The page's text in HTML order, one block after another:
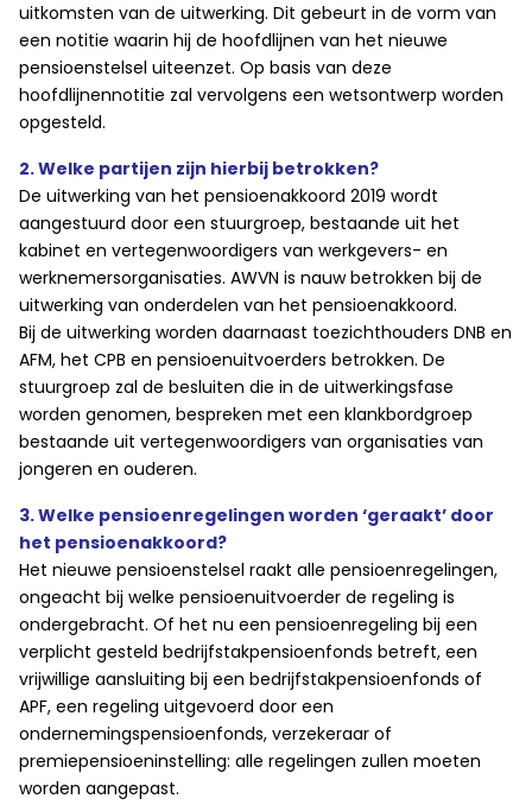
uitkomsten van de uitwerking. Dit gebeurt in de vorm van
een notitie waarin hij de hoofdlijnen van het nieuwe
pensioenstelsel uiteenzet. Op basis van deze
hoofdlijnennotitie zal vervolgens een wetsontwerp worden
opgesteld.
2. Welke partijen zijn hierbij betrokken?
De uitwerking van het pensioenakkoord 2019 wordt
aangestuurd door een stuurgroep, bestaande uit het
kabinet en vertegenwoordigers van werkgevers- en
werknemersorganisaties. AWVN is nauw betrokken bij de
uitwerking van onderdelen van het pensioenakkoord.
Bij de uitwerking worden daarnaast toezichthouders DNB en
AFM, het CPB en pensioenuitvoerders betrokken. De
stuurgroep zal de besluiten die in de uitwerkingsfase
worden genomen, bespreken met een klankbordgroep
bestaande uit vertegenwoordigers van organisaties van
jongeren en ouderen.
3. Welke pensioenregelingen worden ‘geraakt’ door
het pensioenakkoord?
Het nieuwe pensioenstelsel raakt alle pensioenregelingen,
ongeacht bij welke pensioenuitvoerder de regeling is
ondergebracht. Of het nu een pensioenregeling bij een
verplicht gesteld bedrijfstakpensioenfonds betreft, een
vrijwillige aansluiting bij een bedrijfstakpensioenfonds of
APF, een regeling uitgevoerd door een
ondernemingspensioenfonds, verzekeraar of
premiepensioeninstelling: alle regelingen zullen moeten
worden aangepast.